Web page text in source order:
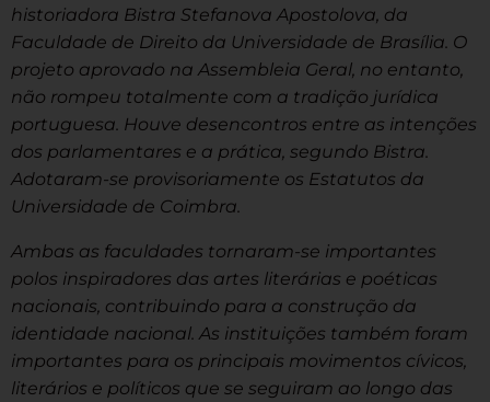
historiadora Bistra Stefanova Apostolova, da
Faculdade de Direito da Universidade de Brasília. O
projeto aprovado na Assembleia Geral, no entanto,
não rompeu totalmente com a tradição jurídica
portuguesa. Houve desencontros entre as intenções
dos parlamentares e a prática, segundo Bistra.
Adotaram-se provisoriamente os Estatutos da
Universidade de Coimbra.
Ambas as faculdades tornaram-se importantes
polos inspiradores das artes literárias e poéticas
nacionais, contribuindo para a construção da
identidade nacional. As instituições também foram
importantes para os principais movimentos cívicos,
literários e políticos que se seguiram ao longo das